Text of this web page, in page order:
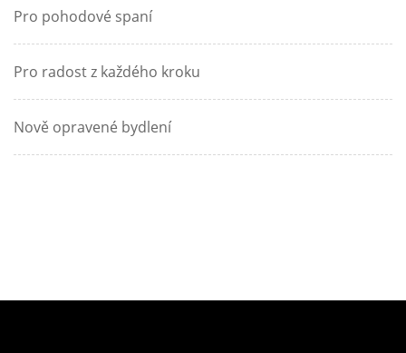
Pro pohodové spaní
Pro radost z každého kroku
Nově opravené bydlení